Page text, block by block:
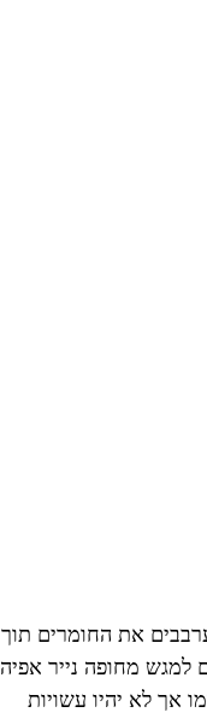
את החומרים תוך
למגש מחופה נייר אפיה
מעט ישחימו אך לא יהיו עשויות